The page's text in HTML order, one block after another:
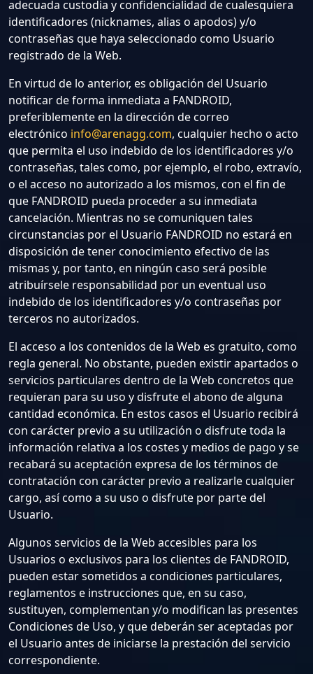
adecuada custodia y confidencialidad de cualesquiera
identificadores (nicknames, alias o apodos) y/o
contraseñas que haya seleccionado como Usuario
registrado de la Web.
En virtud de lo anterior, es obligación del Usuario
notificar de forma inmediata a FANDROID,
preferiblemente en la dirección de correo
electrónico info@arenagg.com, cualquier hecho o acto
que permita el uso indebido de los identificadores y/o
contraseñas, tales como, por ejemplo, el robo, extravío,
o el acceso no autorizado a los mismos, con el fin de
que FANDROID pueda proceder a su inmediata
cancelación. Mientras no se comuniquen tales
circunstancias por el Usuario FANDROID no estará en
disposición de tener conocimiento efectivo de las
mismas y, por tanto, en ningún caso será posible
atribuírsele responsabilidad por un eventual uso
indebido de los identificadores y/o contraseñas por
terceros no autorizados.
El acceso a los contenidos de la Web es gratuito, como
regla general. No obstante, pueden existir apartados o
servicios particulares dentro de la Web concretos que
requieran para su uso y disfrute el abono de alguna
cantidad económica. En estos casos el Usuario recibirá
con carácter previo a su utilización o disfrute toda la
información relativa a los costes y medios de pago y se
recabará su aceptación expresa de los términos de
contratación con carácter previo a realizarle cualquier
cargo, así como a su uso o disfrute por parte del
Usuario.
Algunos servicios de la Web accesibles para los
Usuarios o exclusivos para los clientes de FANDROID,
pueden estar sometidos a condiciones particulares,
reglamentos e instrucciones que, en su caso,
sustituyen, complementan y/o modifican las presentes
Condiciones de Uso, y que deberán ser aceptadas por
el Usuario antes de iniciarse la prestación del servicio
correspondiente.